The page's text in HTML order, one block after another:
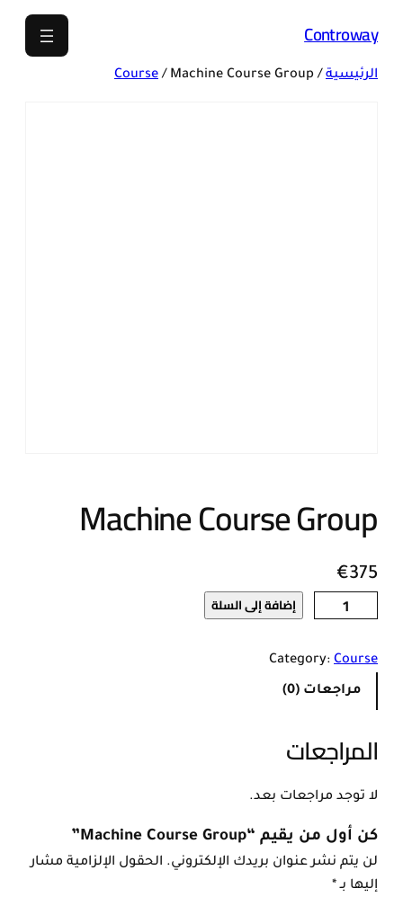
المحتوى
Controway
الرئيسية /
Course/ Machine Course Group
Machine Course Group
€375
ة
c
i
e
C
o
إضافة إلى السلة
Category: Course
مراجعات (0)
المراجعات
لا توجد مراجعات بعد.
كن أول من يقيم “Machine Course Group”
لن يتم نشر عنوان بريدك الإلكتروني. الحقول الإلزامية مشار
إليها بـ*